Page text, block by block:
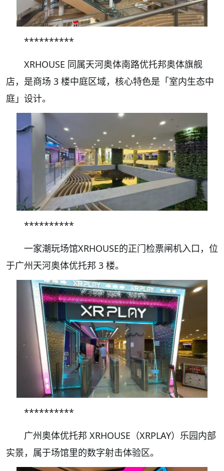
**********
XRHOUSE 同属天河奥体南路优托邦奥体旗舰
店，是商场 3 楼中庭区域，核心特色是「室内生态中
庭」设计。
**********
一家潮玩场馆XRHOUSE的正门检票闸机入口，位
于广州天河奥体优托邦 3 楼。
**********
广州奥体优托邦 XRHOUSE（XRPLAY）乐园内部
实景，属于场馆里的数字射击体验区。